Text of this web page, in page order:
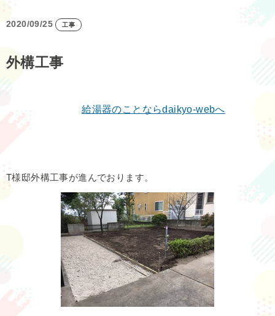
2020/09/25 工事
外構工事
給湯器のことならdaikyo-webへ
T様邸外構工事が進んでおります。